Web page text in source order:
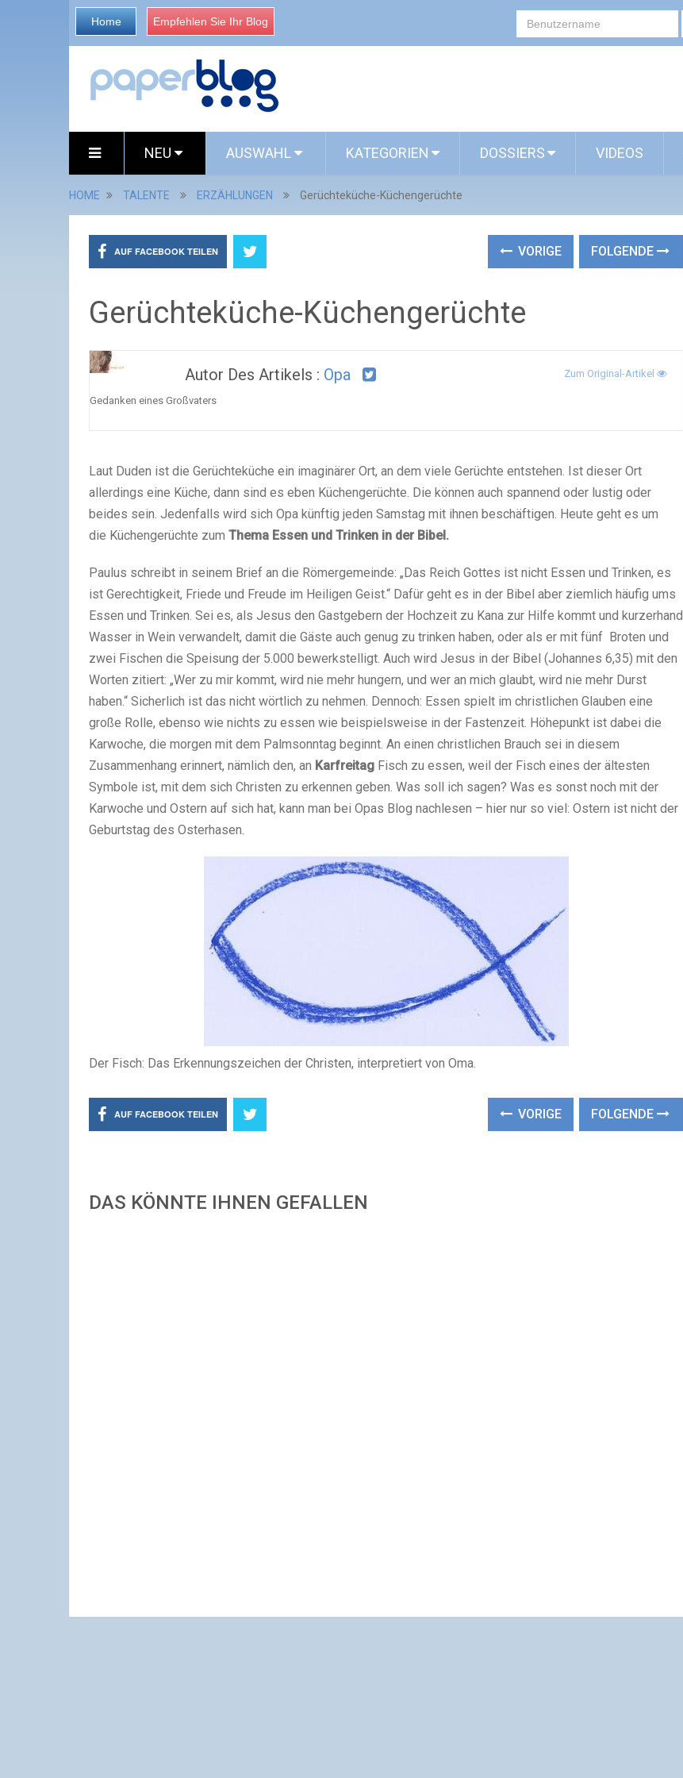
Home Empfehlen Sie Ihr Blog
NEU AUSWAHL KATEGORIEN DOSSIERS VIDEOS
HOME TALENTE ERZÄHLUNGEN Gerüchteküche-Küchengerüchte
AUF FACEBOOK TEILEN VORIGE FOLGENDE
Gerüchteküche-Küchengerüchte
Autor Des Artikels : Opa Zum Original-Artikel
Gedanken eines Großvaters
Laut Duden ist die Gerüchteküche ein imaginärer Ort, an dem viele Gerüchte entstehen. Ist dieser Ort
allerdings eine Küche, dann sind es eben Küchengerüchte. Die können auch spannend oder lustig oder
beides sein. Jedenfalls wird sich Opa künftig jeden Samstag mit ihnen beschäftigen. Heute geht es um
die Küchengerüchte zum Thema Essen und Trinken in der Bibel.
Paulus schreibt in seinem Brief an die Römergemeinde: „Das Reich Gottes ist nicht Essen und Trinken, es
ist Gerechtigkeit, Friede und Freude im Heiligen Geist.“ Dafür geht es in der Bibel aber ziemlich häufig ums
Essen und Trinken. Sei es, als Jesus den Gastgebern der Hochzeit zu Kana zur Hilfe kommt und kurzerhand
Wasser in Wein verwandelt, damit die Gäste auch genug zu trinken haben, oder als er mit fünf Broten und
zwei Fischen die Speisung der 5.000 bewerkstelligt. Auch wird Jesus in der Bibel (Johannes 6,35) mit den
Worten zitiert: „Wer zu mir kommt, wird nie mehr hungern, und wer an mich glaubt, wird nie mehr Durst
haben.“ Sicherlich ist das nicht wörtlich zu nehmen. Dennoch: Essen spielt im christlichen Glauben eine
große Rolle, ebenso wie nichts zu essen wie beispielsweise in der Fastenzeit. Höhepunkt ist dabei die
Karwoche, die morgen mit dem Palmsonntag beginnt. An einen christlichen Brauch sei in diesem
Zusammenhang erinnert, nämlich den, an Karfreitag Fisch zu essen, weil der Fisch eines der ältesten
Symbole ist, mit dem sich Christen zu erkennen geben. Was soll ich sagen? Was es sonst noch mit der
Karwoche und Ostern auf sich hat, kann man bei Opas Blog nachlesen – hier nur so viel: Ostern ist nicht der
Geburtstag des Osterhasen.
Der Fisch: Das Erkennungszeichen der Christen, interpretiert von Oma.
AUF FACEBOOK TEILEN VORIGE FOLGENDE
DAS KÖNNTE IHNEN GEFALLEN